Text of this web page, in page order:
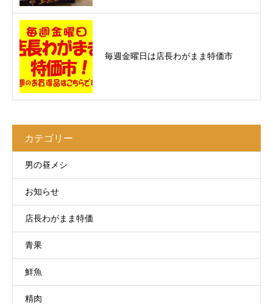
毎週金曜日は店長わがまま特価市
カテゴリー
男の昼メシ
お知らせ
店長わがまま特価
青果
鮮魚
精肉